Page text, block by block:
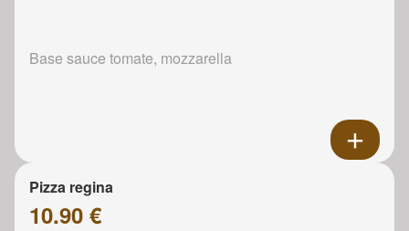
Base sauce tomate, mozzarella
Pizza regina
10.90 €